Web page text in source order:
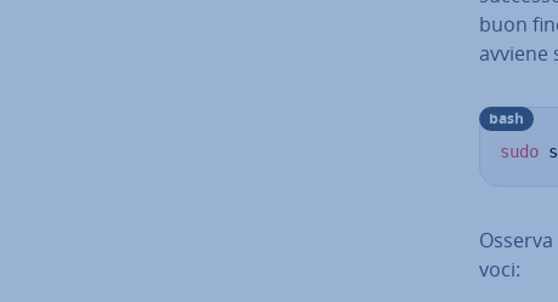
buon
avviene
sudo
bash
voci: